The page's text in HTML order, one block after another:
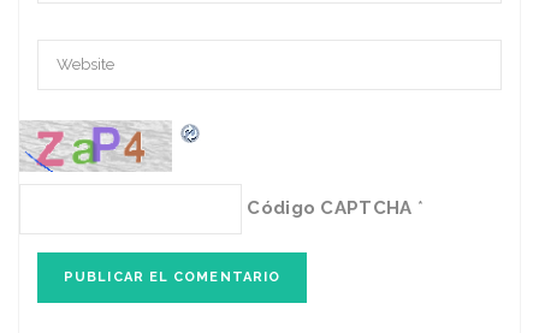
Código CAPTCHA *